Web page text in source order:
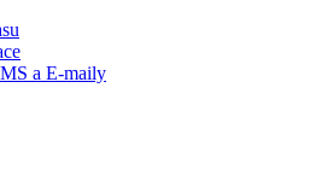
a E-maily